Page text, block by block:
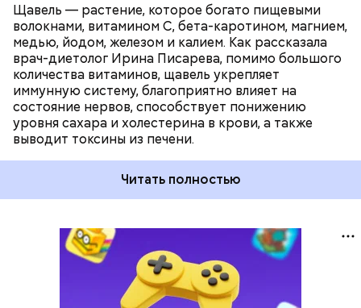
Щавель — растение, которое богато пищевыми
волокнами, витамином С, бета-каротином, магнием,
медью, йодом, железом и калием. Как рассказала
врач-диетолог Ирина Писарева, помимо большого
количества витаминов, щавель укрепляет
иммунную систему, благоприятно влияет на
состояние нервов, способствует понижению
уровня сахара и холестерина в крови, а также
выводит токсины из печени.
Читать полностью